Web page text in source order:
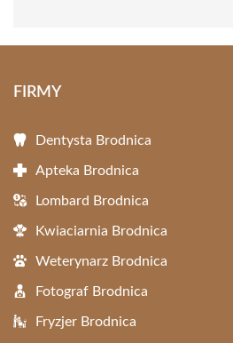
FIRMY
Dentysta Brodnica
Apteka Brodnica
Lombard Brodnica
Kwiaciarnia Brodnica
Weterynarz Brodnica
Fotograf Brodnica
Fryzjer Brodnica